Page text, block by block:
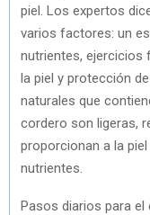
piel. Los expertos
varios factores: un
nutrientes, ejercicios
la piel y protección
naturales que
cordero son ligeras,
proporcionan a la
nutrientes.
Pasos diarios para el